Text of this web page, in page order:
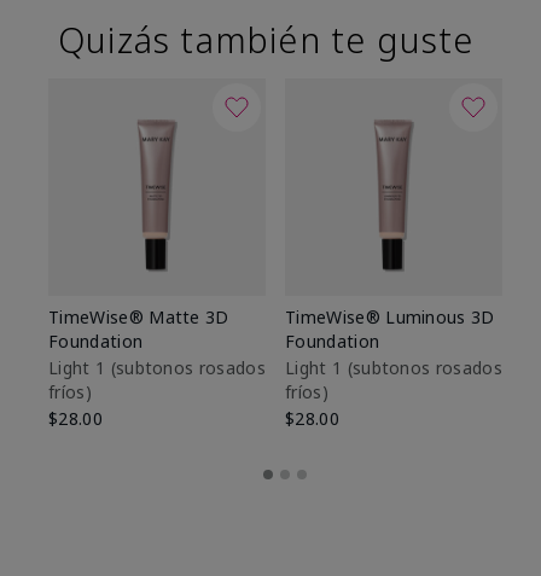
Quizás también te guste
TimeWise® Matte 3D
Foundation
Light 1​ (subtonos rosados
fríos)
$28.00
TimeWise® Luminous 3D
Foundation
Light 1​ (subtonos rosados
fríos)
$28.00